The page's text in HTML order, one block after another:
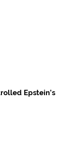
Epstein’s